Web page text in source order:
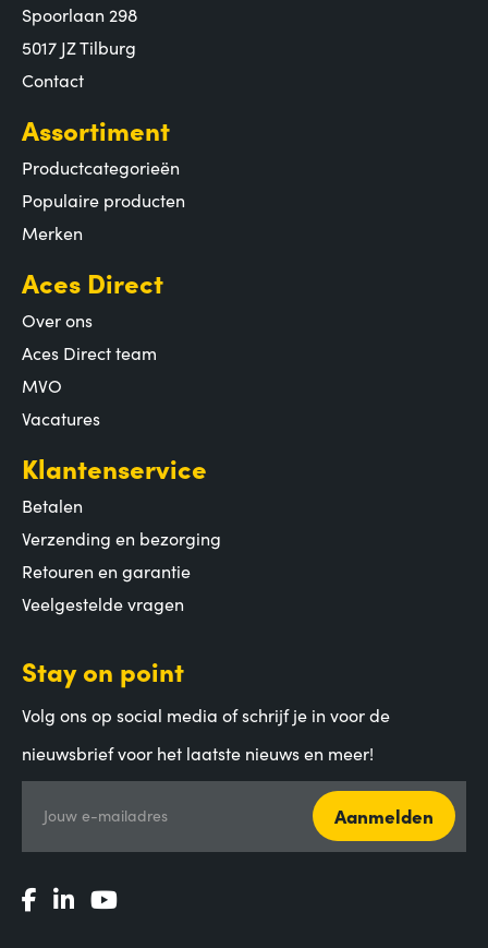
Spoorlaan 298
5017 JZ Tilburg
Contact
Assortiment
Productcategorieën
Populaire producten
Merken
Aces Direct
Over ons
Aces Direct team
MVO
Vacatures
Klantenservice
Betalen
Verzending en bezorging
Retouren en garantie
Veelgestelde vragen
Stay on point
Volg ons op social media of schrijf je in voor de
nieuwsbrief voor het laatste nieuws en meer!
Jouw e-mailadres Aanmelden